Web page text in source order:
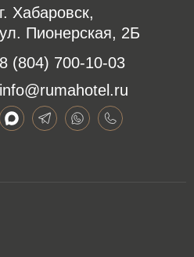
г. Хабаровск,
ул. Пионерская, 2Б
8 (804) 700-10-03
info@rumahotel.ru